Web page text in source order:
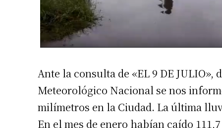
Ante la consulta de «EL 9 DE
Meteorológico Nacional se nos
milímetros en la Ciudad. La última
En el mes de enero habían caído